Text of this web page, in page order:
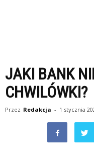
JAKI BANK
CHWILÓWKI?
Przez Redakcja - 1 stycznia